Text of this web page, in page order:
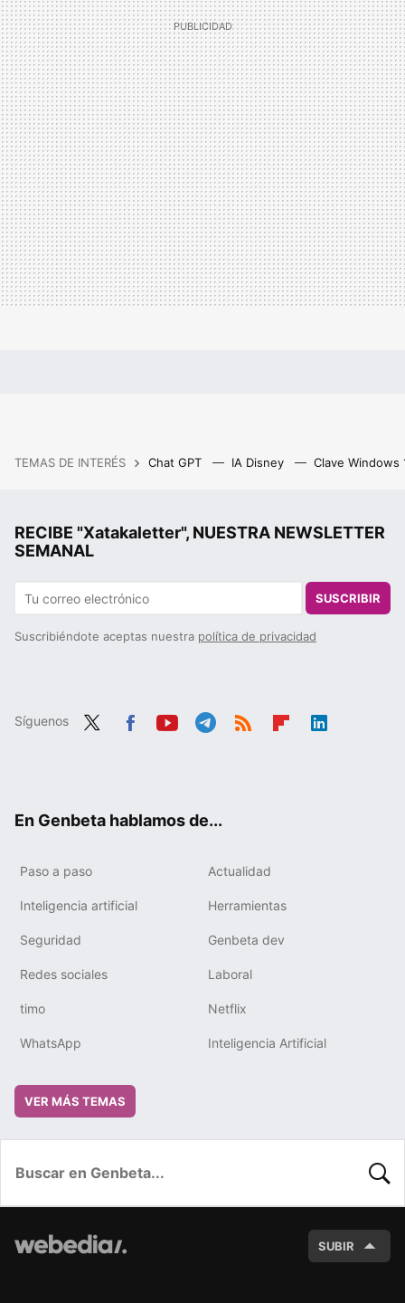
TEMAS DE INTERÉS Chat GPT IA Disney Clave Windows
RECIBE "Xatakaletter", NUESTRA NEWSLETTER
SEMANAL
SUSCRIBIR
Suscribiéndote aceptas nuestra política de privacidad
Síguenos
En Genbeta hablamos de...
Paso a paso Actualidad
Inteligencia artificial Herramientas
Seguridad Genbeta dev
Redes sociales Laboral
timo Netflix
WhatsApp Inteligencia Artificial
VER MÁS TEMAS
SUBIR